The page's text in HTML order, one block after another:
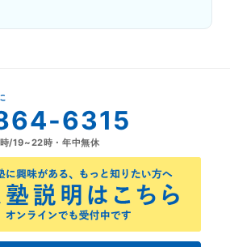
6315
/19~22時・年中無休